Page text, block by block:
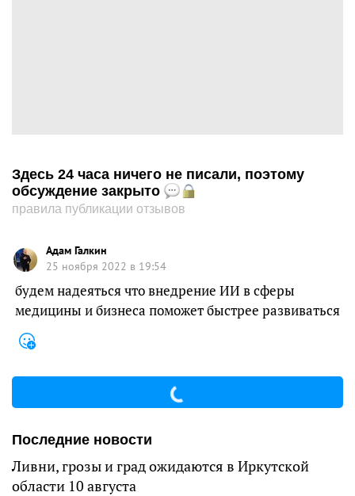
Здесь 24 часа ничего не писали, поэтому
обсуждение закрыто
правила публикации отзывов
Адам Галкин
25 ноября 2022 в 19:54
будем надеяться что внедрение ИИ в сферы
медицины и бизнеса поможет быстрее развиваться
Последние новости
Ливни, грозы и град ожидаются в Иркутской
области 10 августа